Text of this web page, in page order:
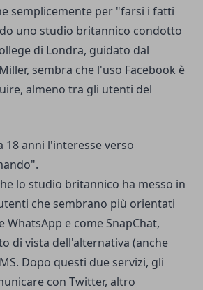
semplicemente per "farsi i fatti
uno studio britannico condotto
di Londra, guidato dal
sembra che l'uso Facebook è
almeno tra gli utenti del
18 anni l'interesse verso
lo studio britannico ha messo in
che sembrano più orientati
WhatsApp e come SnapChat,
di vista dell'alternativa (anche
Dopo questi due servizi, gli
con Twitter, altro